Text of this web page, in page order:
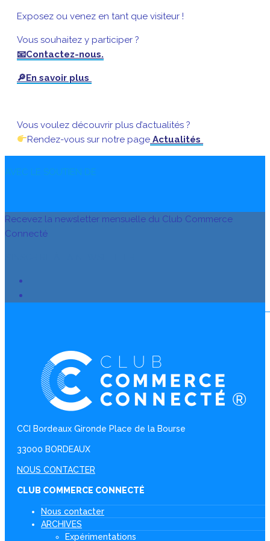
Exposez ou venez en tant que visiteur !
Vous souhaitez y participer ?
📧Contactez-nous.
🔎En savoir plus
Vous voulez découvrir plus d’actualités ?
Rendez-vous sur notre page Actualités
AVEC LE SOUTIEN DE
Recevez la newsletter mensuelle du Club Commerce
Connecté
CCI Bordeaux Gironde Place de la Bourse
33000 BORDEAUX
NOUS CONTACTER
CLUB COMMERCE CONNECTÉ
Nous contacter
ARCHIVES
Expérimentations